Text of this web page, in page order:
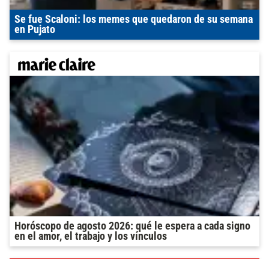
Se fue Scaloni: los memes que quedaron de su semana
en Pujato
Horóscopo de agosto 2026: qué le espera a cada signo
en el amor, el trabajo y los vínculos